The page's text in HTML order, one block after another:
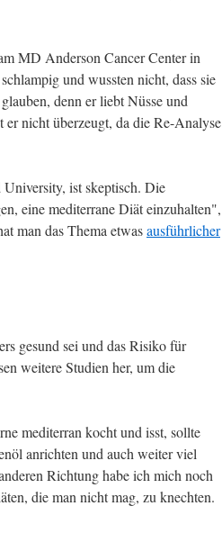
MD Anderson Cancer Center in
und wussten nicht, dass sie
denn er liebt Nüsse und
nicht überzeugt, da die Re-Analyse
ist skeptisch. Die
eine mediterrane Diät einzuhalten",
man das Thema etwasausführlicher
gesund sei und das Risiko für
weitere Studien her, um die
mediterran kocht und isst, sollte
anrichten und auch weiter viel
Richtung habe ich mich noch
die man nicht mag, zu knechten.